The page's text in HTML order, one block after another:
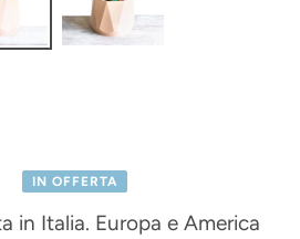
IN OFFERTA
in Italia. Europa e America